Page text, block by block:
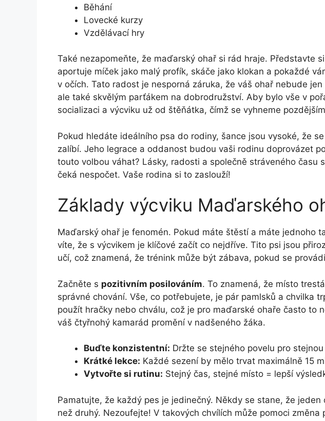
Běhání
Lovecké kurzy
Vzdělávací hry
Také nezapomeňte, že maďarský ohař si rád hraje. Představte
aportuje míček jako malý profík, skáče jako klokan a pokaždé
v očích. Tato radost je nesporná záruka, že váš ohař nebude
ale také skvělým parťákem na dobrodružství. Aby bylo vše v
socializaci a výcviku už od štěňátka, čímž se vyhneme
Pokud hledáte ideálního psa do rodiny, šance jsou vysoké, že
zalíbí. Jeho legrace a oddanost budou vaši rodinu doprovázet
touto volbou váhat? Lásky, radosti a společně stráveného času
čeká nespočet. Vaše rodina si to zaslouží!
Základy výcviku Maďarského
Maďarský ohař je fenomén. Pokud máte štěstí a máte jednoho
víte, že s výcvikem je klíčové začít co nejdříve. Tito psi jsou
učí, což znamená, že trénink může být zábava, pokud se
Začněte s pozitivním posilováním. To znamená, že místo
správné chování. Vše, co potřebujete, je pár pamlsků a chvilka
použít hračky nebo chválu, což je pro maďarské ohaře často to
váš čtyřnohý kamarád promění v nadšeného žáka.
Buďte konzistentní: Držte se stejného povelu pro
Krátké lekce: Každé sezení by mělo trvat maximálně 15
Vytvořte si rutinu: Stejný čas, stejné místo = lepší
Pamatujte, že každý pes je jedinečný. Někdy se stane, že
než druhý. Nezoufejte! V takových chvílích může pomoci změna